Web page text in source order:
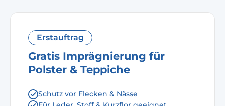
Erstauftrag
Gratis Imprägnierung für
Polster & Teppiche
Schutz vor Flecken & Nässe